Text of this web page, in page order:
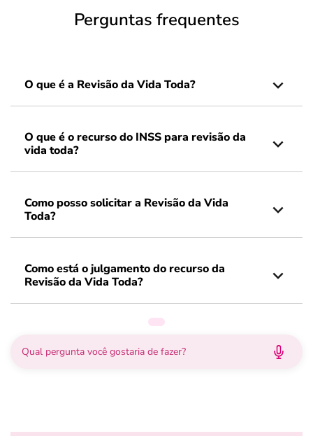
Perguntas frequentes
O que é a Revisão da Vida Toda?
O que é o recurso do INSS para revisão da
vida toda?
Como posso solicitar a Revisão da Vida
Toda?
Como está o julgamento do recurso da
Revisão da Vida Toda?